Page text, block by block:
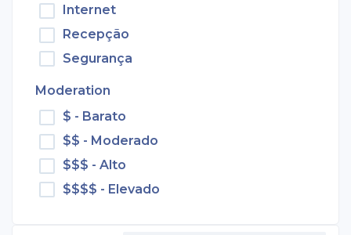
Internet
Recepção
Segurança
Moderation
$ - Barato
$$ - Moderado
$$$ - Alto
$$$$ - Elevado